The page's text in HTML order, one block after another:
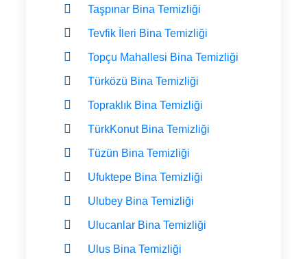
Taşpınar Bina Temizliği
Tevfik İleri Bina Temizliği
Topçu Mahallesi Bina Temizliği
Türközü Bina Temizliği
Topraklık Bina Temizliği
TürkKonut Bina Temizliği
Tüzün Bina Temizliği
Ufuktepe Bina Temizliği
Ulubey Bina Temizliği
Ulucanlar Bina Temizliği
Ulus Bina Temizliği